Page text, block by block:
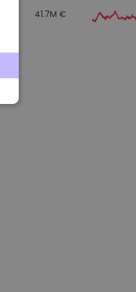
41.7M €